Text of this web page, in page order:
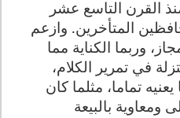
القرن التاسع عشر
المتأخرين. وازعم
وربما الكناية مما
في تمرير الكلام،
تماما، مثلما كان
بالبيعة